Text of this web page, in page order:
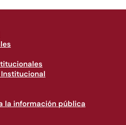
la información pública